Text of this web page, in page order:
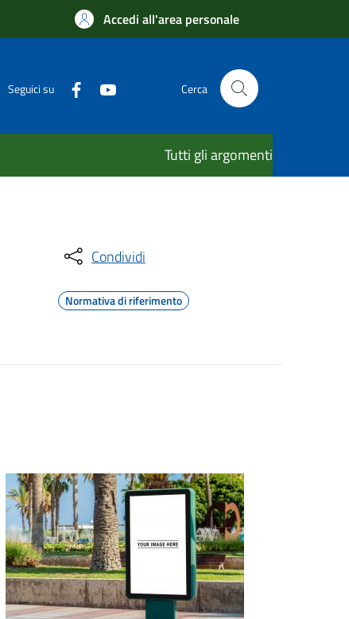
Accedi all'area personale
Seguici su Cerca
Tutti gli argomenti
Condividi
Normativa di riferimento